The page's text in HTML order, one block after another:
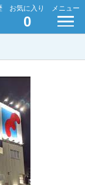
お気に入り
0
メニュー